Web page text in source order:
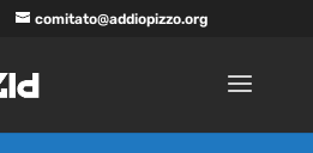
comitato@addiopizzo.org